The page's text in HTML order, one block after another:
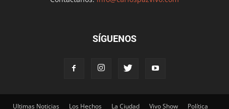
SÍGUENOS
Ultimas Noticias Los Hechos La Ciudad Vivo Show Política